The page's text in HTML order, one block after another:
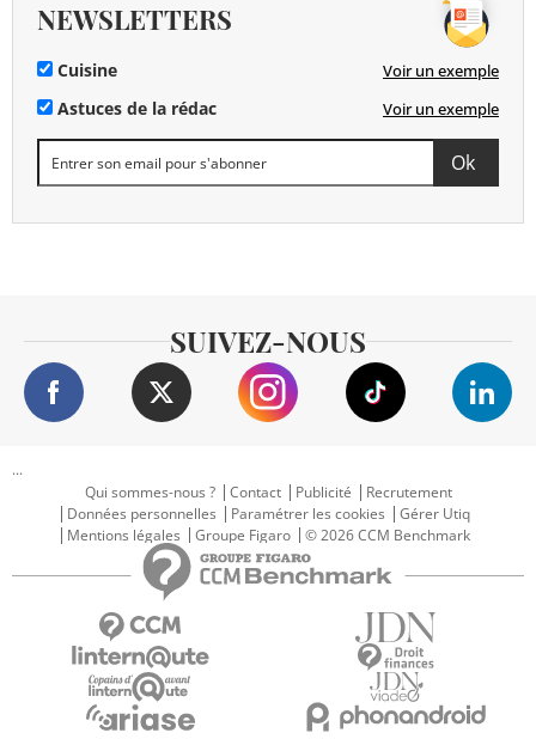
NEWSLETTERS
Cuisine Voir un exemple
Astuces de la rédac Voir un exemple
SUIVEZ-NOUS
...
Qui sommes-nous ?
Contact Publicité
Recrutement
Données personnelles
Paramétrer les cookies
Gérer Utiq
Mentions légales
Groupe Figaro © 2026 CCM Benchmark